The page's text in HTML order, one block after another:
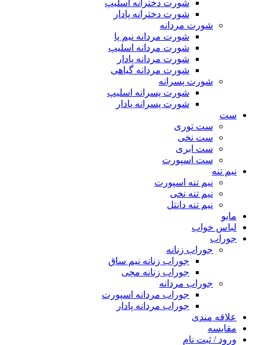
شورت دخترانه اسلیپ
شورت دخترانه پادار
شورت مردانه
شورت مردانه نیم پا
شورت مردانه اسلیپ
شورت مردانه پادار
شورت مردانه گیاهی
شورت پسرانه
شورت پسرانه اسلیپ
شورت پسرانه پادار
ست
ست توری
ست نخی
ست ابری
ست اسپورت
نیم تنه
نیم تنه اسپورت
نیم تنه نخی
نیم تنه دانتل
مایو
لباس خواب
جوراب
جوراب زنانه
جوراب زنانه نیم ساق
جوراب زنانه مچی
جوراب مردانه
جوراب مردانه اسپورت
جوراب مردانه پادار
علاقه مندی
مقایسه
ورود / ثبت نام